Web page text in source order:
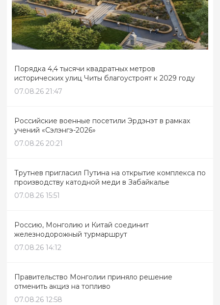
Порядка 4,4 тысячи квадратных метров
исторических улиц Читы благоустроят к 2029 году
07.08.26 21:47
Российские военные посетили Эрдэнэт в рамках
учений «Сэлэнгэ-2026»
07.08.26 20:21
Трутнев пригласил Путина на открытие комплекса по
производству катодной меди в Забайкалье
07.08.26 15:51
Россию, Монголию и Китай соединит
железнодорожный турмаршрут
07.08.26 14:12
Правительство Монголии приняло решение
отменить акциз на топливо
07.08.26 12:58